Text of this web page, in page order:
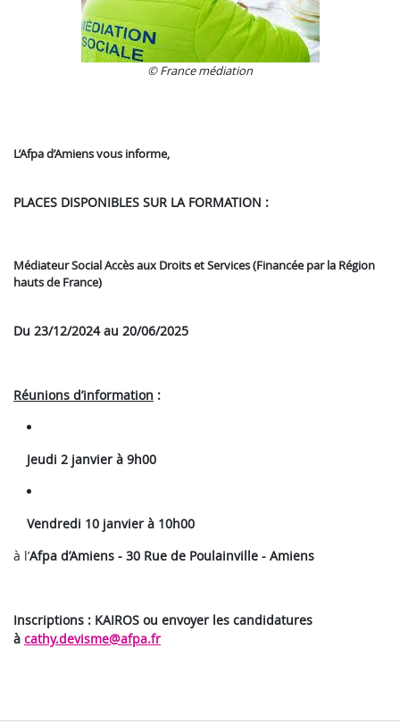
© France médiation
L’Afpa d’Amiens vous informe,
PLACES DISPONIBLES SUR LA FORMATION :
Médiateur Social Accès aux Droits et Services(Financée par la Région
hauts de France)
Du 23/12/2024 au 20/06/2025
Réunions d’information :
Jeudi 2 janvier à 9h00
Vendredi 10 janvier à 10h00
à l’Afpa d’Amiens - 30 Rue de Poulainville - Amiens
Inscriptions : KAIROS ou envoyer les candidatures
à cathy.devisme@afpa.fr